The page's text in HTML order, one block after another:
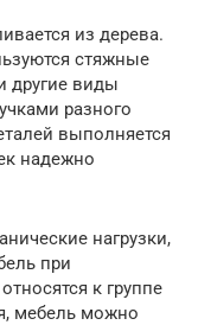
из дерева.
стяжные
другие виды
разного
выполняется
надежно
нагрузки,
при
к группе
мебель можно